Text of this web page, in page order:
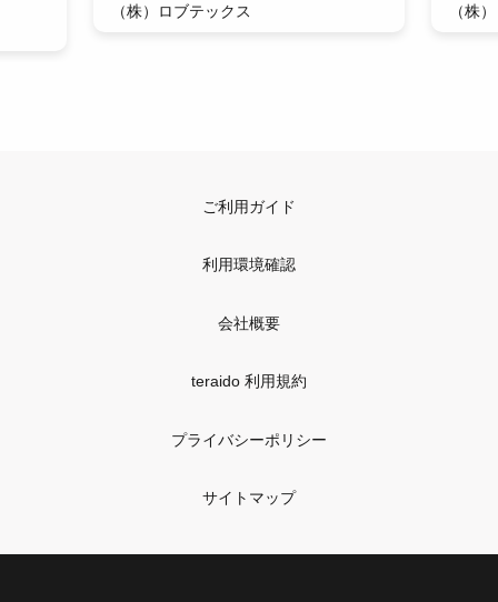
（株）ロブテックス
（株
ご利用ガイド
利用環境確認
会社概要
teraido 利用規約
プライバシーポリシー
サイトマップ